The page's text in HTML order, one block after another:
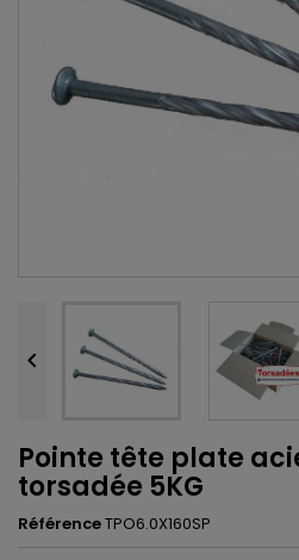

Pointe tête plate
torsadée 5KG
RéférenceTPO6.0X160SP